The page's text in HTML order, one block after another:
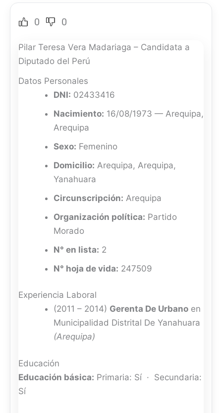
0 0
Pilar Teresa Vera Madariaga – Candidata a
Diputado del Perú
Datos Personales
DNI: 02433416
Nacimiento: 16/08/1973 — Arequipa,
Arequipa
Sexo: Femenino
Domicilio: Arequipa, Arequipa,
Yanahuara
Circunscripción: Arequipa
Organización política: Partido
Morado
N° en lista: 2
N° hoja de vida: 247509
Experiencia Laboral
(2011 – 2014) Gerenta De Urbano en
Municipalidad Distrital De Yanahuara
(Arequipa)
Educación
Educación básica: Primaria: Sí · Secundaria:
Sí